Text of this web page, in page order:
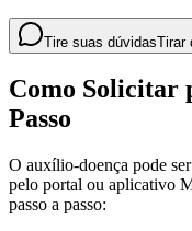
Tire suas dúvidasTirar
Como Solicitar
Passo
O auxílio-doença pode
pelo portal ou aplicativo
passo a passo: